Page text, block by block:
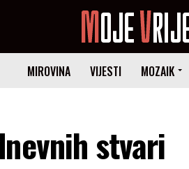
MIROVINA VIJESTI MOZAIK
stvari